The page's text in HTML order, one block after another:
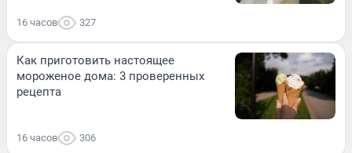
16 часов 327
Как приготовить настоящее
мороженое дома: 3 проверенных
рецепта
16 часов 306